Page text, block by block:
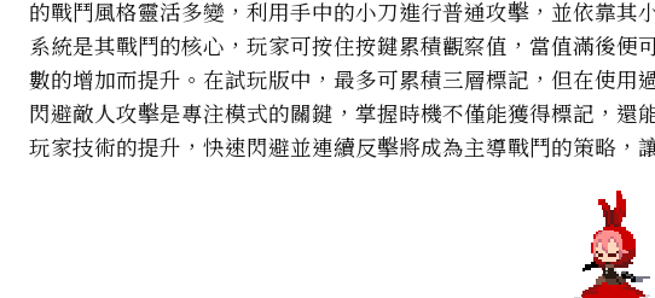
的戰鬥風格靈活多變，利用手中的小刀進行普通攻擊，並依靠其
系統是其戰鬥的核心，玩家可按住按鍵累積觀察值，當值滿後
數的增加而提升。在試玩版中，最多可累積三層標記，但在使
閃避敵人攻擊是專注模式的關鍵，掌握時機不僅能獲得標記，
玩家技術的提升，快速閃避並連續反擊將成為主導戰鬥的策略，